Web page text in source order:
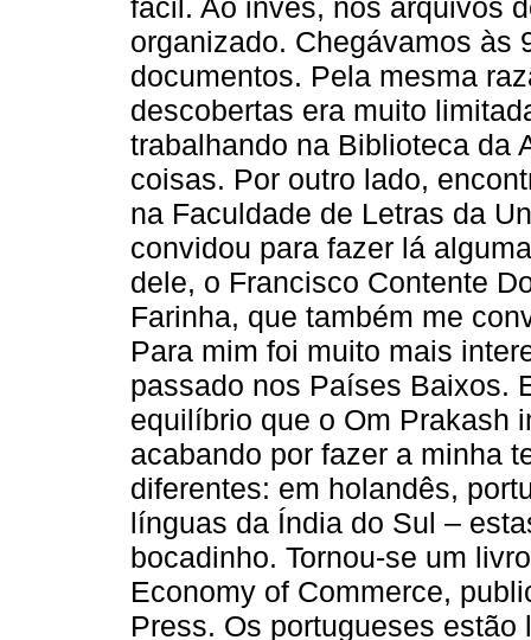
organizado. Chegávamos às
documentos. Pela mesma
descobertas era muito
trabalhando na Biblioteca da
coisas. Por outro lado,
na Faculdade de Letras da
convidou para fazer lá
dele, o Francisco Contente
Farinha, que também me
Para mim foi muito mais
passado nos Países Baixos.
equilíbrio que o Om Prakash
acabando por fazer a minha
diferentes: em holandês,
línguas da Índia do Sul –
bocadinho. Tornou-se um
Economy of Commerce,
Press. Os portugueses